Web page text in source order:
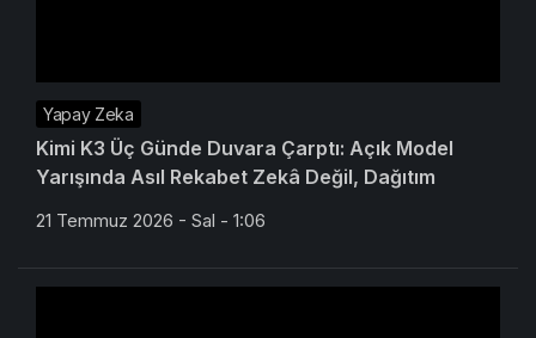
Yapay Zeka
Kimi K3 Üç Günde Duvara Çarptı: Açık Model
Yarışında Asıl Rekabet Zekâ Değil, Dağıtım
21 Temmuz 2026 - Sal - 1:06